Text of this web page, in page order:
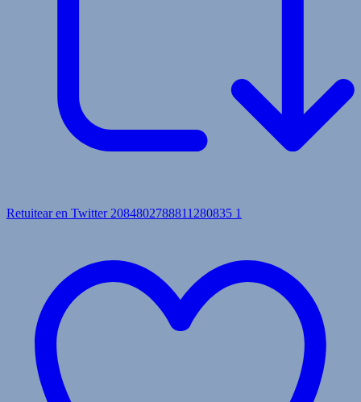
Retuitear en Twitter 2084802788811280835 1